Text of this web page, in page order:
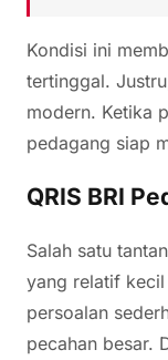
Kondisi ini
tertinggal.
modern. Ketika
pedagang siap
QRIS BRI
Salah satu
yang relatif kecil
persoalan
pecahan besar.